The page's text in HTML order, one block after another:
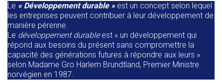
Le « Développement durable » est un concept selon lequel
les entreprises peuvent contribuer à leur développement de
manière pérenne.
Le développement durableest « un développement qui
répond aux besoins du présent sans compromettre la
capacité des générations futures à répondre aux leurs »
selon Madame Gro Harlem Brundtland, Premier Ministre
norvégien en 1987.